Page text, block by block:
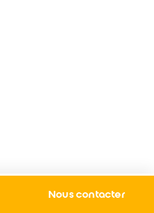
Nous contacter